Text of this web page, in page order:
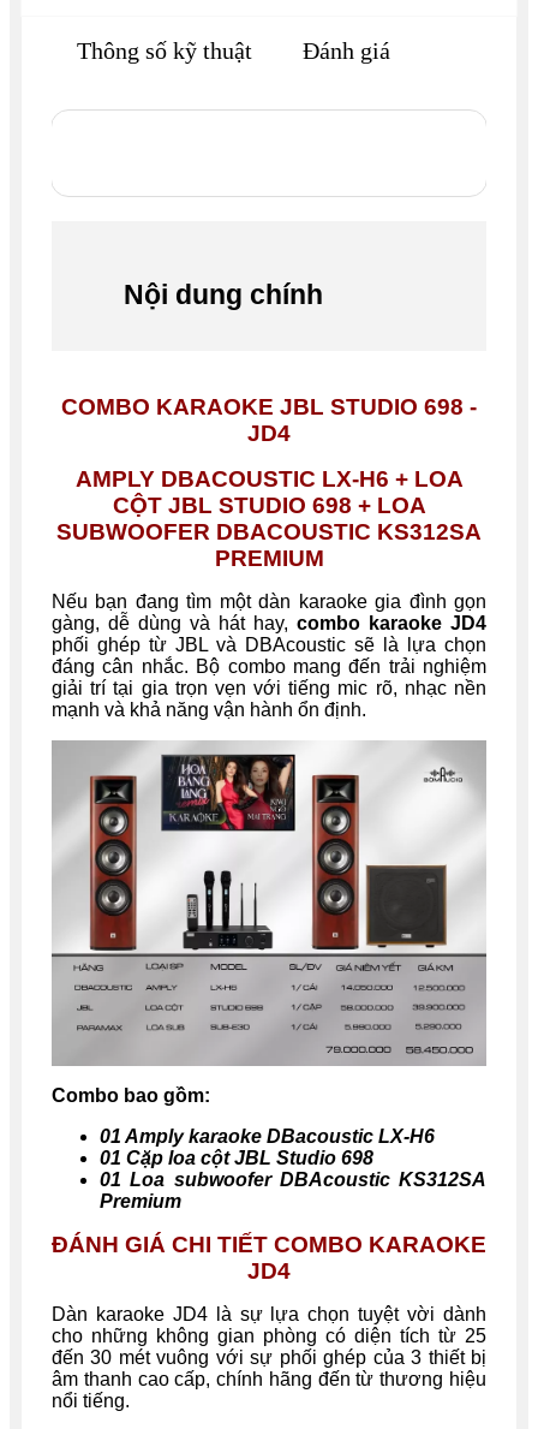
Thông số kỹ thuật Đánh giá
Nội dung chính
COMBO KARAOKE JBL STUDIO 698 -
JD4
AMPLY DBACOUSTIC LX-H6 + LOA
CỘT JBL STUDIO 698 + LOA
SUBWOOFER DBACOUSTIC KS312SA
PREMIUM
Nếu bạn đang tìm một dàn karaoke gia đình gọn
gàng, dễ dùng và hát hay, combo karaoke JD4
phối ghép từ JBL và DBAcoustic sẽ là lựa chọn
đáng cân nhắc. Bộ combo mang đến trải nghiệm
giải trí tại gia trọn vẹn với tiếng mic rõ, nhạc nền
mạnh và khả năng vận hành ổn định.
Combo bao gồm:
01 Amply karaoke DBacoustic LX-H6
01 Cặp loa cột JBL Studio 698
01 Loa subwoofer DBAcoustic KS312SA
Premium
ĐÁNH GIÁ CHI TIẾT COMBO KARAOKE
JD4
Dàn karaoke JD4 là sự lựa chọn tuyệt vời dành
cho những không gian phòng có diện tích từ 25
đến 30 mét vuông với sự phối ghép của 3 thiết bị
âm thanh cao cấp, chính hãng đến từ thương hiệu
nổi tiếng.